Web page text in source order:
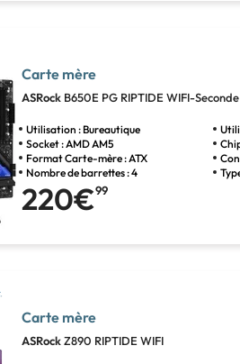
Carte mère
ASRock B650E PG RIPTIDE WIFI-
Utilisation : Bureautique
Socket : AMD AM5
Format Carte-mère : ATX
Nombre de barrettes : 4
220€99
Carte mère
ASRockZ890 RIPTIDE WIFI